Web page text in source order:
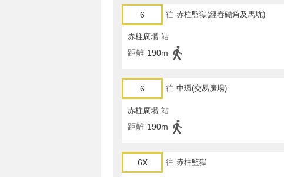
6 往 赤柱監獄(經舂磡角及馬坑)
赤柱廣場 站
距離 190m
6 往 中環(交易廣場)
赤柱廣場 站
距離 190m
6X 往 赤柱監獄